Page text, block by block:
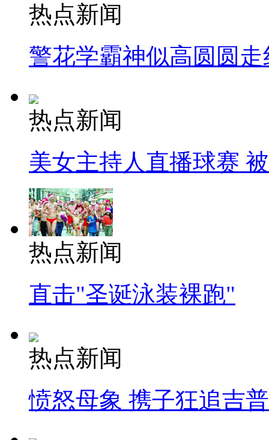
热点新闻
警花学霸神似高圆圆走
热点新闻
美女主持人直播球赛
热点新闻
直击"圣诞泳装裸跑"
热点新闻
愤怒母象 携子狂追吉